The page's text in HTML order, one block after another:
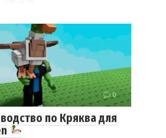
0
по Кряква для